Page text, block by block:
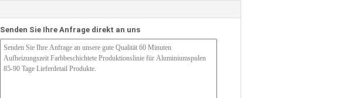
Senden Sie Ihre Anfrage direkt an uns